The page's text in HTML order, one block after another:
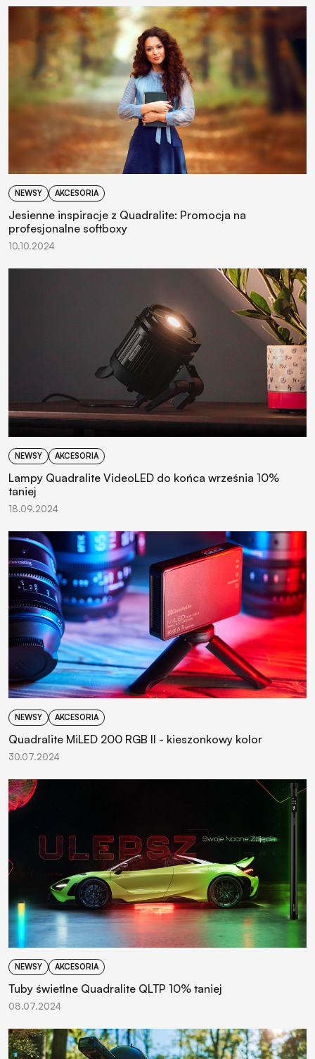
NEWSY AKCESORIA
Jesienne inspiracje z Quadralite: Promocja na
profesjonalne softboxy
10.10.2024
NEWSY AKCESORIA
Lampy Quadralite VideoLED do końca września 10%
taniej
18.09.2024
NEWSY AKCESORIA
Quadralite MiLED 200 RGB II - kieszonkowy kolor
30.07.2024
NEWSY AKCESORIA
Tuby świetlne Quadralite QLTP 10% taniej
08.07.2024